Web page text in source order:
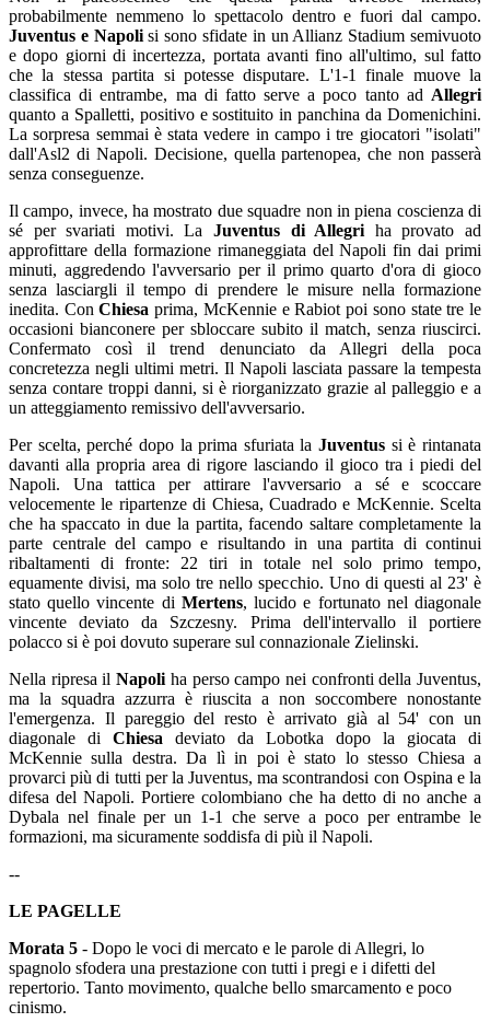
probabilmente nemmeno lo spettacolo dentro e fuori dal campo.
Juventus e Napolisi sono sfidate in un Allianz Stadium semivuoto
e dopo giorni di incertezza, portata avanti fino all'ultimo, sul fatto
che la stessa partita si potesse disputare. L'1-1 finale muove la
classifica di entrambe, ma di fatto serve a poco tanto ad Allegri
quanto a Spalletti, positivo e sostituito in panchina da Domenichini.
La sorpresa semmai è stata vedere in campo i tre giocatori "isolati"
dall'Asl2 di Napoli. Decisione, quella partenopea, che non passerà
senza conseguenze.
Il campo, invece, ha mostrato due squadre non in piena coscienza di
sé per svariati motivi. La Juventus di Allegri ha provato ad
approfittare della formazione rimaneggiata del Napoli fin dai primi
minuti, aggredendo l'avversario per il primo quarto d'ora di gioco
senza lasciargli il tempo di prendere le misure nella formazione
inedita. ConChiesa prima, McKennie e Rabiot poi sono state tre le
occasioni bianconere per sbloccare subito il match, senza riuscirci.
Confermato così il trend denunciato da Allegri della poca
concretezza negli ultimi metri. Il Napoli lasciata passare la tempesta
senza contare troppi danni, si è riorganizzato grazie al palleggio e a
un atteggiamento remissivo dell'avversario.
Per scelta, perché dopo la prima sfuriata laJuventus si è rintanata
davanti alla propria area di rigore lasciando il gioco tra i piedi del
Napoli. Una tattica per attirare l'avversario a sé e scoccare
velocemente le ripartenze di Chiesa, Cuadrado e McKennie. Scelta
che ha spaccato in due la partita, facendo saltare completamente la
parte centrale del campo e risultando in una partita di continui
ribaltamenti di fronte: 22 tiri in totale nel solo primo tempo,
equamente divisi, ma solo tre nello specchio. Uno di questi al 23' è
stato quello vincente di Mertens, lucido e fortunato nel diagonale
vincente deviato da Szczesny. Prima dell'intervallo il portiere
polacco si è poi dovuto superare sul connazionale Zielinski.
Nella ripresa ilNapoli ha perso campo nei confronti della Juventus,
ma la squadra azzurra è riuscita a non soccombere nonostante
l'emergenza. Il pareggio del resto è arrivato già al 54' con un
diagonale di Chiesa deviato da Lobotka dopo la giocata di
McKennie sulla destra. Da lì in poi è stato lo stesso Chiesa a
provarci più di tutti per la Juventus, ma scontrandosi con Ospina e la
difesa del Napoli. Portiere colombiano che ha detto di no anche a
Dybala nel finale per un 1-1 che serve a poco per entrambe le
formazioni, ma sicuramente soddisfa di più il Napoli.
--
LE PAGELLE
Morata 5 - Dopo le voci di mercato e le parole di Allegri, lo
spagnolo sfodera una prestazione con tutti i pregi e i difetti del
repertorio. Tanto movimento, qualche bello smarcamento e poco
cinismo.